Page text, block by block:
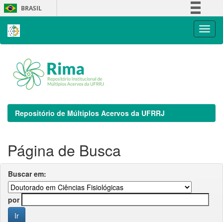
Skip
navigation
BRASIL
Repositório de Múltiplos Acervos da UFRRJ
Página de Busca
Buscar em:
por